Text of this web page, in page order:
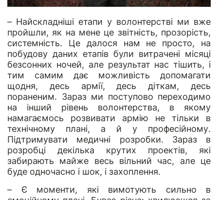
– Найскладніші етапи у волонтерстві ми вже
пройшли, як на мене це звітність, прозорість,
системність. Це далося нам не просто, на
побудову даних етапів були витрачені місяці
безсонних ночей, але результат нас тішить, і
тим самим дає можливість допомагати
щодня, десь армії, десь діткам, десь
пораненим. Зараз ми поступово переходимо
на інший рівень волонтерства, в якому
намагаємось розвивати армію не тільки в
технічному плані, а й у професійному.
Підтримувати медичні розробки. Зараз в
розробці декілька крутих проектів, які
забирають майже весь вільний час, але це
буде одночасно і шок, і захоплення.
– Є моменти, які вимотують сильно в